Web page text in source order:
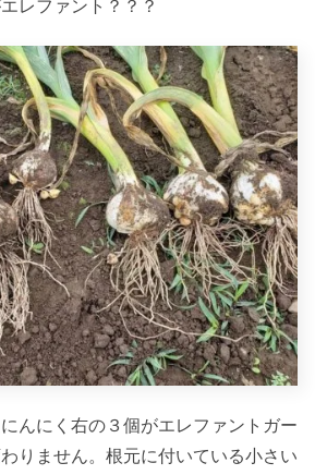
レファント？？？
んにく右の３個がエレファントガー
りません。根元に付いている小さい